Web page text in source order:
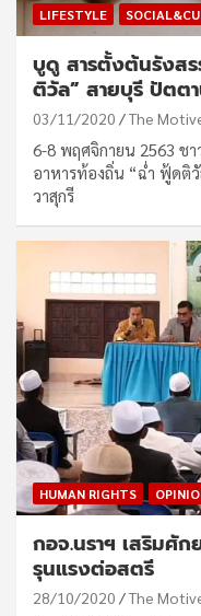
LIFESTYLE
บูดู สารตั้งต้นรังสร
ติวัล” สายบุรี ปัตต
03/11/2020 The
6-8 พฤศจิกายน 2563 ชา
อาหารท้องถิ่น “ฉ่ำ ฟู้ดติ
วาสุกรี
HUMAN RIGHTS
กอจ.นราฯ เสริมศั
รุนแรงต่อสตรี
28/10/2020 The